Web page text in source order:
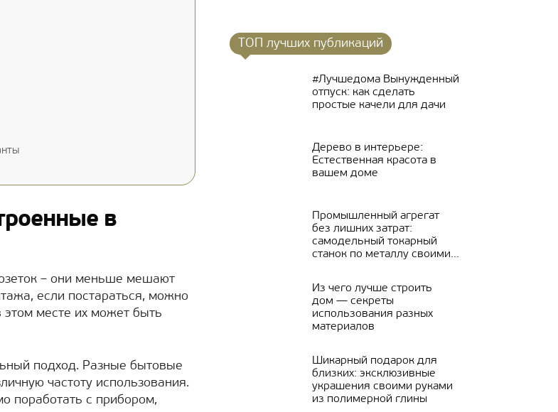
в
– они меньше мешают
если постараться, можно
месте их может быть
подход. Разные бытовые
частоту использования.
поработать с прибором,
ТОП лучших публикаций
#Лучшедома Вынужденный
отпуск: как сделать
простые качели для дачи
Дерево в интерьере:
Естественная красота в
вашем доме
Промышленный агрегат
без лишних затрат:
самодельный токарный
станок по металлу своими...
Из чего лучше строить
дом — секреты
использования разных
материалов
Шикарный подарок для
близких: эксклюзивные
украшения своими руками
из полимерной глины